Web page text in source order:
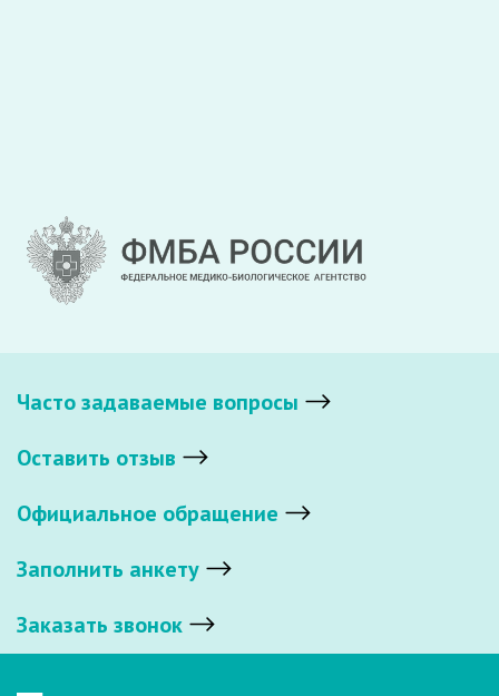
Часто задаваемые вопросы
Оставить отзыв
Официальное обращение
Заполнить анкету
Заказать звонок